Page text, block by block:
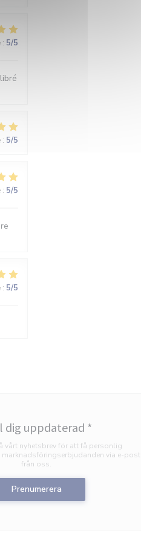
: 5/5
: 5/5
: 5/5
: 5/5
dig uppdaterad *
vårt nyhetsbrev för att få personlig
via e-post
från oss.
Prenumerera